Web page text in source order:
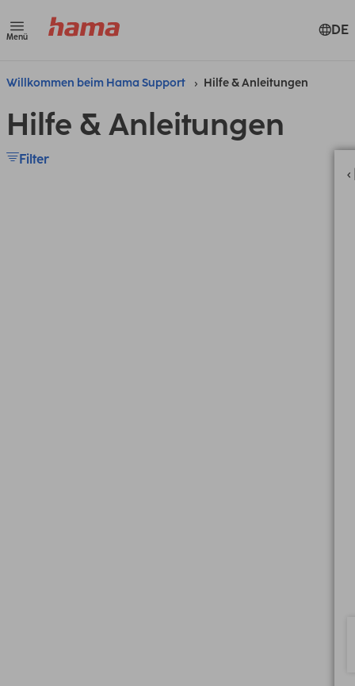
Menü DE
Willkommen beim Hama Support Hilfe & Anleitungen
Hilfe & Anleitungen
Filter